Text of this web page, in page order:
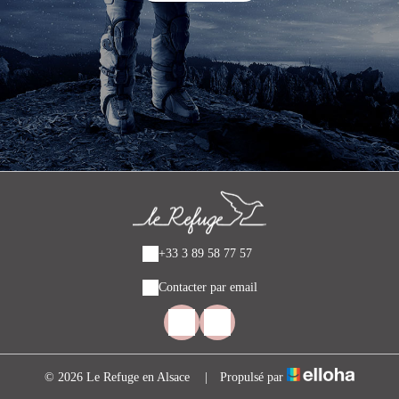
+33 3 89 58 77 57
Contacter par email
© 2026 Le Refuge en Alsace Propulsé par